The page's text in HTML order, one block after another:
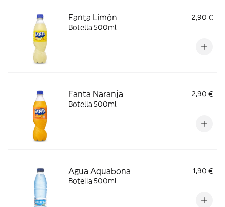
Fanta Limón
2,90 €
Botella 500ml
Fanta Naranja
2,90 €
Botella 500ml
Agua Aquabona
1,90 €
Botella 500ml